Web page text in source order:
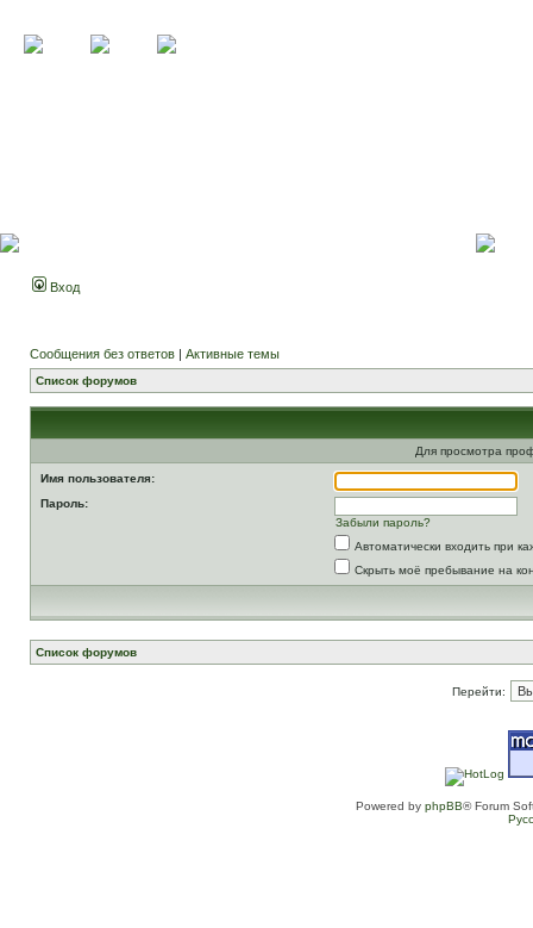
Вход
Сообщения без ответов | Активные темы
Список форумов
Для просмотра
Имя пользователя:
Пароль:
Забыли пароль?
Автоматически входить при
Скрыть моё пребывание на
Список форумов
Перейти:
Powered by phpBB® Forum